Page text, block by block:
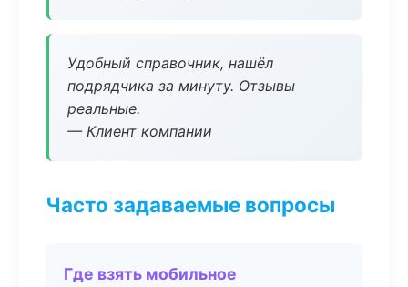
Удобный справочник, нашёл
подрядчика за минуту. Отзывы
реальные.
— Клиент компании
Часто задаваемые вопросы
Где взять мобильное